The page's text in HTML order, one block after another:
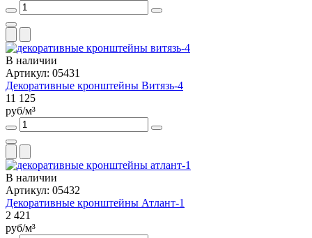
В наличии
Артикул: 05431
Декоративные кронштейны Витязь-4
11 125
руб/м³
В наличии
Артикул: 05432
Декоративные кронштейны Атлант-1
2 421
руб/м³